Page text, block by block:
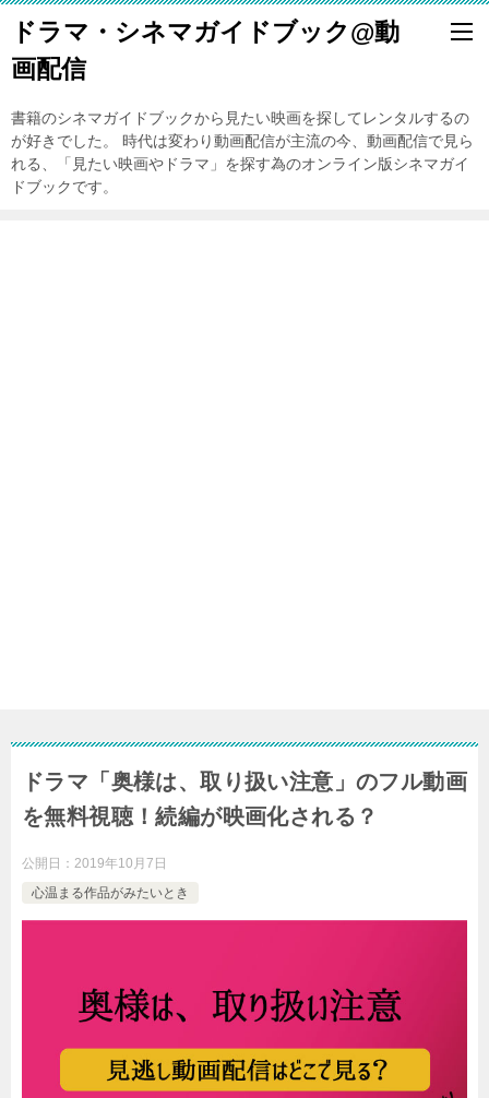
ドラマ・シネマガイドブック@動
画配信
書籍のシネマガイドブックから見たい映画を探してレンタルするの
が好きでした。 時代は変わり動画配信が主流の今、動画配信で見ら
れる、「見たい映画やドラマ」を探す為のオンライン版シネマガイ
ドブックです。
ドラマ「奥様は、取り扱い注意」のフル動画
を無料視聴！続編が映画化される？
公開日： 2019年10月7日
心温まる作品がみたいとき